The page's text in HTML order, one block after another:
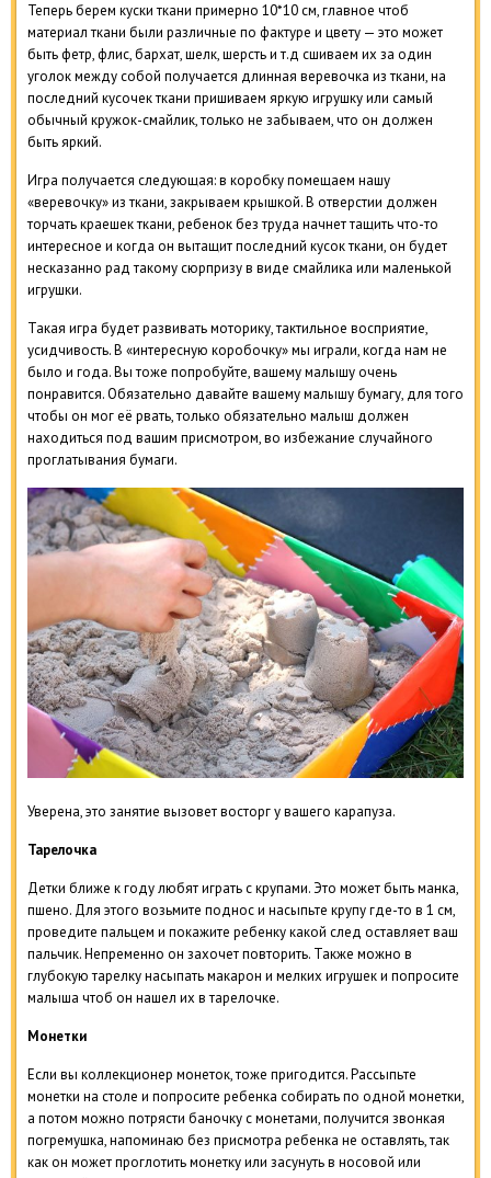
Теперь берем куски ткани примерно 10*10 см, главное чтоб
материал ткани были различные по фактуре и цвету — это может
быть фетр, флис, бархат, шелк, шерсть и т.д сшиваем их за один
уголок между собой получается длинная веревочка из ткани, на
последний кусочек ткани пришиваем яркую игрушку или самый
обычный кружок-смайлик, только не забываем, что он должен
быть яркий.
Игра получается следующая: в коробку помещаем нашу
«веревочку» из ткани, закрываем крышкой. В отверстии должен
торчать краешек ткани, ребенок без труда начнет тащить что-то
интересное и когда он вытащит последний кусок ткани, он будет
несказанно рад такому сюрпризу в виде смайлика или маленькой
игрушки.
Такая игра будет развивать моторику, тактильное восприятие,
усидчивость. В «интересную коробочку» мы играли, когда нам не
было и года. Вы тоже попробуйте, вашему малышу очень
понравится. Обязательно давайте вашему малышу бумагу, для того
чтобы он мог её рвать, только обязательно малыш должен
находиться под вашим присмотром, во избежание случайного
проглатывания бумаги.
Уверена, это занятие вызовет восторг у вашего карапуза.
Тарелочка
Детки ближе к году любят играть с крупами. Это может быть манка,
пшено. Для этого возьмите поднос и насыпьте крупу где-то в 1 см,
проведите пальцем и покажите ребенку какой след оставляет ваш
пальчик. Непременно он захочет повторить. Также можно в
глубокую тарелку насыпать макарон и мелких игрушек и попросите
малыша чтоб он нашел их в тарелочке.
Монетки
Если вы коллекционер монеток, тоже пригодится. Рассыпьте
монетки на столе и попросите ребенка собирать по одной монетки,
а потом можно потрясти баночку с монетами, получится звонкая
погремушка, напоминаю без присмотра ребенка не оставлять, так
как он может проглотить монетку или засунуть в носовой или